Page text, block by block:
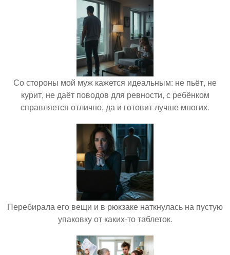
Со стороны мой муж кажется идеальным: не пьёт, не
курит, не даёт поводов для ревности, с ребёнком
справляется отлично, да и готовит лучше многих.
Перебирала его вещи и в рюкзаке наткнулась на пустую
упаковку от каких-то таблеток.